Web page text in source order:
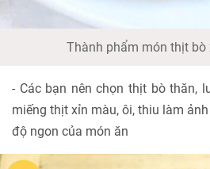
Thành phẩm món thịt bò
- Các bạn nên chọn thịt bò thăn,
miếng thịt xỉn màu, ôi, thiu làm
độ ngon của món ăn